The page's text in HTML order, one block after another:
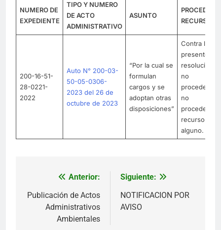
NUMERO DE
EXPEDIENTE
TIPO Y NUMERO
DE ACTO
ADMINISTRATIVO
ASUNTO
PROCEDE
RECURSO
200-16-51-
28-0221-
2022
Auto N° 200-03-
50-05-0306-
2023 del 26 de
octubre de 2023
“Por la cual se
formulan
cargos y se
adoptan otras
disposiciones”
Contra la
presente
resolución
no
procede
no
procede
recurso
alguno.
Navegación
de
entradas
Anterior:
Publicación de Actos
Administrativos
Ambientales
Siguiente:
NOTIFICACION POR
AVISO